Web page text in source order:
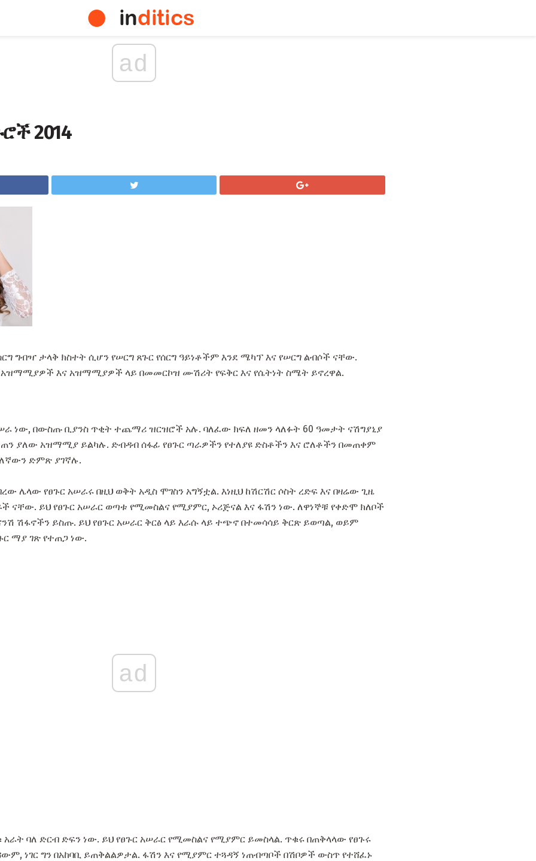
ad
2014
ግብዣ ታላቅ ክስተት ሲሆን የሠርግ ጸጉር የሰርግ ዓይነቶችም እንደ ሜካፕ እና የሠርግ ልብሶች ናቸው.
እና አዝማሚያዎች ላይ በመመርኮዝ ሙሽሪት የፍቅር እና የሴትነት ስሜት ይኖረዋል.
ነው, በውስጡ ቢያንስ ጥቂት ተጨማሪ ዝርዝሮች አሉ. ባለፈው ክፍለ ዘመን ላለፉት 60 ዓመታት ናሽግያኒያ
ያለው አዝማሚያ ይልካሉ. ድብዳብ ሰፋፊ የፀጉር ጣራዎችን የተለያዩ ድስቶችን እና ሮለቶችን በመጠቀም
ድምጽ ያገኛሉ.
ሌላው የፀጉር አሠራሩ በዚህ ወቅት አዲስ ሞገስን አግኝቷል. እነዚህ ከሽርሽር ሶስት ረድፍ እና በዛሬው ጊዜ
ይህ የፀጉር አሠራር ወጣቱ የሚመስልና የሚያምር, ኦሪጅናል እና ፋሽን ነው. ለዋነኞቹ የቀድሞ ክለቦች
ሽፋኖችን ይስጡ. ይህ የፀጉር አሠራር ቅርፅ ላይ እራሱ ላይ ተጭኖ በተመሳሳይ ቅርጽ ይወጣል, ወይም
ማያ ገጽ የተጠጋ ነው.
ad
ባለ ድርብ ድፍን ነው. ይህ የፀጉር አሠራር የሚመስልና የሚያምር ይመስላል. ጥቁሩ በጠቅላላው የፀጉሩ
ነገር ግን በአከባቢ ይጠቅልልዎታል. ፋሽን እና የሚያምር ተጓዳኝ ነጠብጣቦች በሽቦዎች ውስጥ የተሸፈኑ